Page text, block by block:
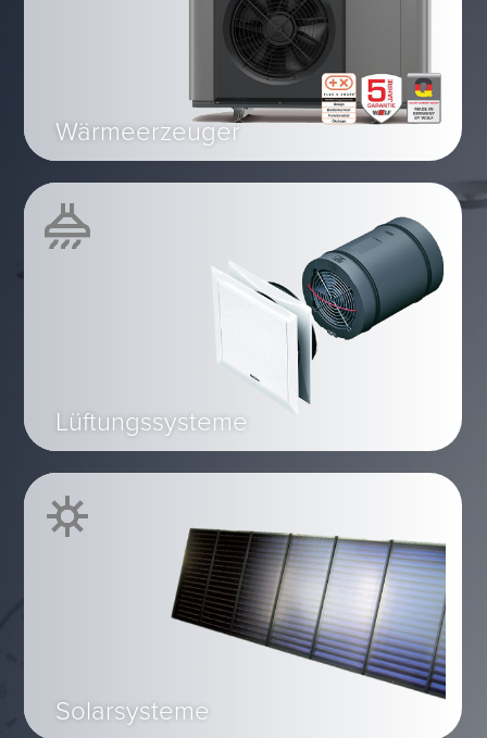
Wärmeerzeuger
Lüftungssysteme
Solarsysteme